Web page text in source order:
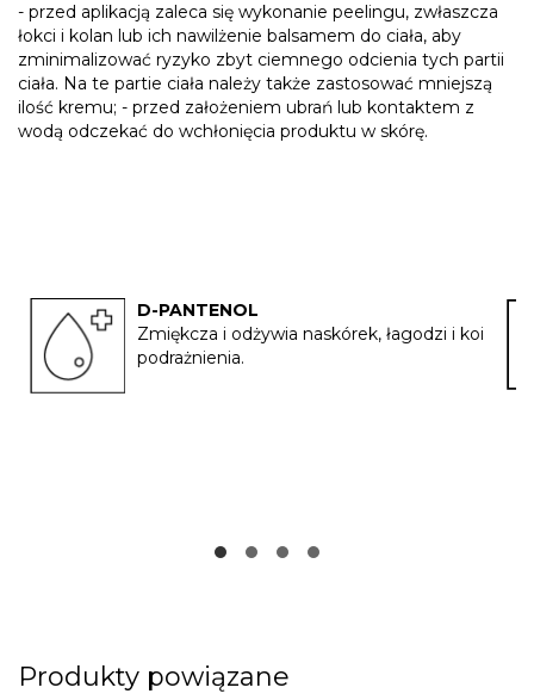
- przed aplikacją zaleca się wykonanie peelingu, zwłaszcza
łokci i kolan lub ich nawilżenie balsamem do ciała, aby
zminimalizować ryzyko zbyt ciemnego odcienia tych partii
ciała. Na te partie ciała należy także zastosować mniejszą
ilość kremu; - przed założeniem ubrań lub kontaktem z
wodą odczekać do wchłonięcia produktu w skórę.
D-PANTENOL
Zmiękcza i odżywia naskórek, łagodzi i koi
podrażnienia.
Produkty powiązane